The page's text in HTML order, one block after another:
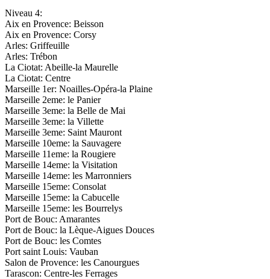
Niveau 4:
Aix en Provence: Beisson
Aix en Provence: Corsy
Arles: Griffeuille
Arles: Trébon
La Ciotat: Abeille-la Maurelle
La Ciotat: Centre
Marseille 1er: Noailles-Opéra-la Plaine
Marseille 2eme: le Panier
Marseille 3eme: la Belle de Mai
Marseille 3eme: la Villette
Marseille 3eme: Saint Mauront
Marseille 10eme: la Sauvagere
Marseille 11eme: la Rougiere
Marseille 14eme: la Visitation
Marseille 14eme: les Marronniers
Marseille 15eme: Consolat
Marseille 15eme: la Cabucelle
Marseille 15eme: les Bourrelys
Port de Bouc: Amarantes
Port de Bouc: la Lèque-Aigues Douces
Port de Bouc: les Comtes
Port saint Louis: Vauban
Salon de Provence: les Canourgues
Tarascon: Centre-les Ferrages